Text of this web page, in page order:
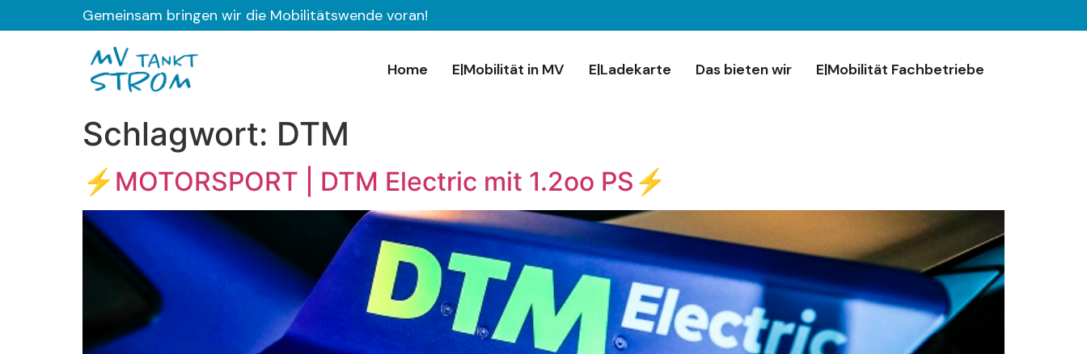
Gemeinsam bringen wir die Mobilitätswende voran!
Home E|Mobilität in MV E|Ladekarte Das bieten wir E|Mobilität Fachbetriebe
Schlagwort: DTM
⚡MOTORSPORT | DTM Electric mit 1.2oo PS⚡